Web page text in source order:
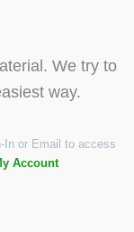
We try to
way.
In or Email to access
Account